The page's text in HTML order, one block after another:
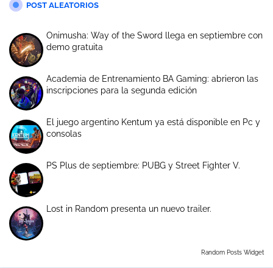
POST ALEATORIOS
Onimusha: Way of the Sword llega en septiembre con
demo gratuita
Academia de Entrenamiento BA Gaming: abrieron las
inscripciones para la segunda edición
El juego argentino Kentum ya está disponible en Pc y
consolas
PS Plus de septiembre: PUBG y Street Fighter V.
Lost in Random presenta un nuevo trailer.
Random Posts Widget